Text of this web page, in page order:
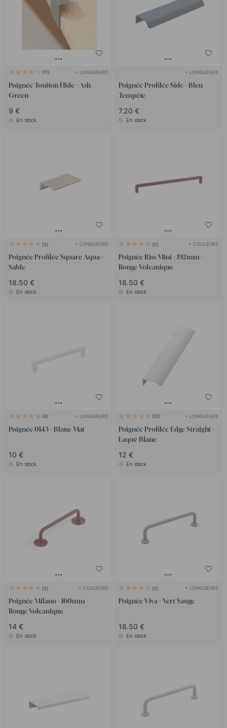
11 + LONGUEURS
Poignée Toniton Hide - Ash
Green
9 €
En stock
+ LONGUEURS
Poignée Profilée Side - Bleu
Tempête
7.20 €
En stock
3 + LONGUEURS
Poignée Profilée Square Aqua -
Sable
18.50 €
En stock
2 + COULEURS
Poignée Riss Mini - 192mm -
Rouge Volcanique
18.50 €
En stock
4 + LONGUEURS
Poignée 0143 - Blanc Mat
10 €
En stock
12 + LONGUEURS
Poignée Profilée Edge Straight -
Laqué Blanc
12 €
En stock
3 + COULEURS
Poignée Milano - 160mm -
Rouge Volcanique
14 €
En stock
2 + LONGUEURS
Poignée Viva - Vert Sauge
18.50 €
En stock